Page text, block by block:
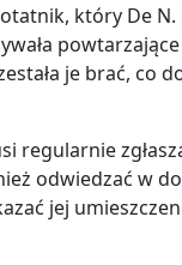
który De N.
je brać, co
regularnie
odwiedzać w
jej